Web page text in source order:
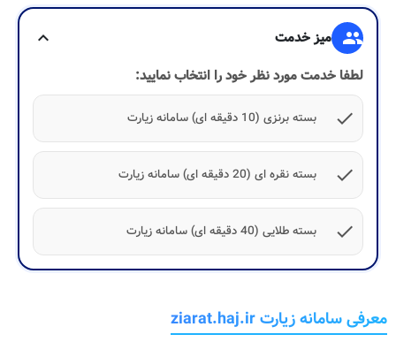
group میز خدمت
expand_more
لطفا خدمت مورد نظر خود را انتخاب نمایید:
check
بسته برنزی (10 دقیقه ای) سامانه زیارت
check بسته نقره ای (20 دقیقه ای) سامانه زیارت
check بسته طلایی (40 دقیقه ای) سامانه زیارت
معرفی سامانه زیارت ziarat.haj.ir